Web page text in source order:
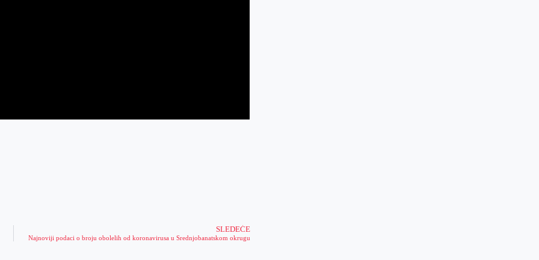
SLEDEĆE
Najnoviji podaci o broju obolelih od koronavirusa u Srednjobanatskom okrugu